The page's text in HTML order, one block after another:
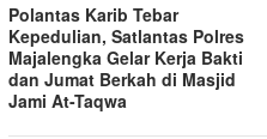
Polantas Karib Tebar
Kepedulian, Satlantas Polres
Majalengka Gelar Kerja Bakti
dan Jumat Berkah di Masjid
Jami At-Taqwa